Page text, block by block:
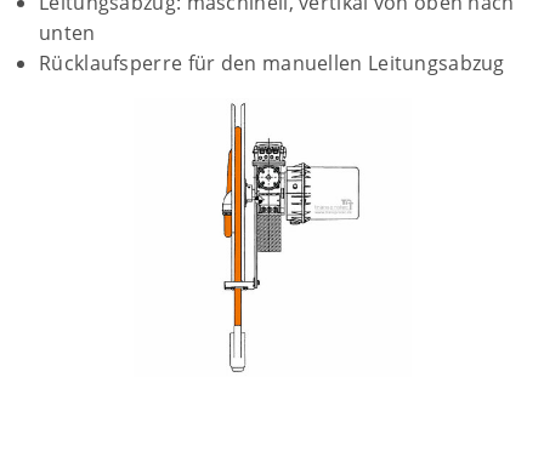
unten
Rücklaufsperre für den manuellen Leitungsabzug